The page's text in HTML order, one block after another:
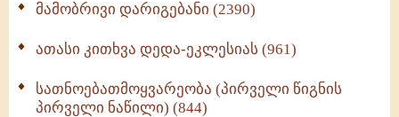
მამობრივი დარიგებანი (2390)
ათასი კითხვა დედა-ეკლესიას (961)
სათნოებათმოყვარეობა (პირველი წიგნის
პირველი ნაწილი) (844)